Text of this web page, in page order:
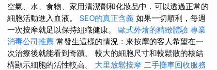
空氣、水、食物、家用清潔劑和化妝品中，可以透過正常的
細胞活動進入血液。 SEO的真正含義 如果一切順利，每週
一次按摩就足以保持組織健康。 歐式外燴的精緻體驗 專業
消毒公司推薦 常發生這樣的情況：來按摩的客人希望在一
次治療後就能看到奇蹟。 較大的細胞尺寸和較鬆散的核結
構顯示細胞的活性較高。 大里放鬆按摩 二手攤車回收服務